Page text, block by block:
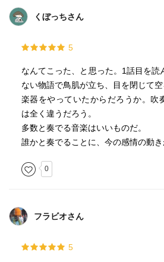
たすら旅を続ける男の一生を描いた短
世界観や主人公が訪れる国の数々の
した。荒涼とした風景や世界の中に
男の、言葉にできない熱が感じた名編
「花のなかであたしを殺して」の異
を細かく書き上げる様は、まさにセン
そしてラストを飾る「死んだ恋人か
ルや展開である程度ネタの予測がつ
書かれた時代もあって最近のガジェ
雰囲気も、この作品集には含まれて
しかし、それはただ昔を懐かしむた
ットがなくても、いくらでもSFは時
くぼっちさん
5
なんてこった、と思った。1話目を読
ない物語で鳥肌が立ち、目を閉じて空
楽器をやっていたからだろうか。吹
は全く違うだろう。
多数と奏でる音楽はいいものだ。
誰かと奏でることに、今の感情の動き
0
フラビオさん
5